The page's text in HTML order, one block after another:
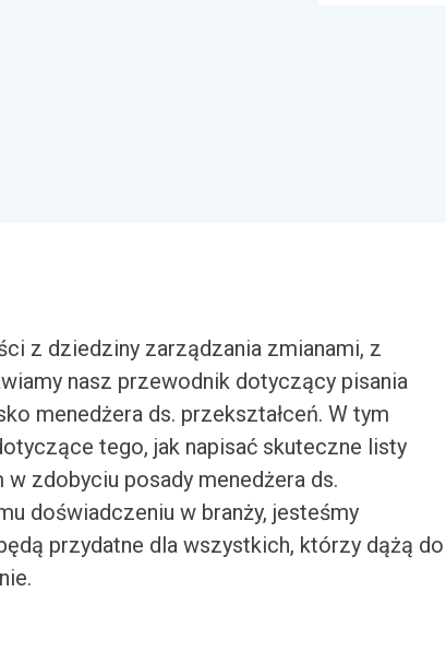
z dziedziny zarządzania zmianami, z
nasz przewodnik dotyczący pisania
menedżera ds. przekształceń. W tym
tego, jak napisać skuteczne listy
zdobyciu posady menedżera ds.
doświadczeniu w branży, jesteśmy
przydatne dla wszystkich, którzy dążą do